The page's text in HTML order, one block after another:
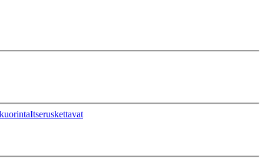
Itseruskettavat